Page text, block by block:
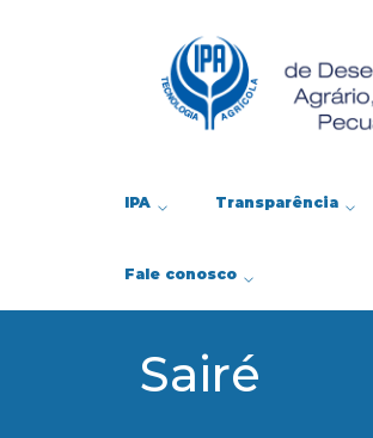
IPA Transparência
Fale conosco
Sairé